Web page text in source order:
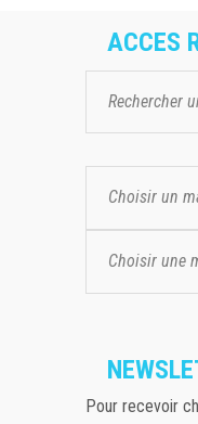
ACCES
Choisir un
Choisir une
Pour recevoir